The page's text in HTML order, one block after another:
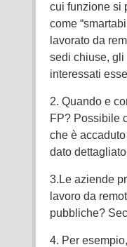
cui funzione si
come
lavorato da
sedi chiuse, gli
interessati
2. Quando e
FP? Possibile
che è
dato
3.Le aziende
lavoro da
pubbliche?
4. Per